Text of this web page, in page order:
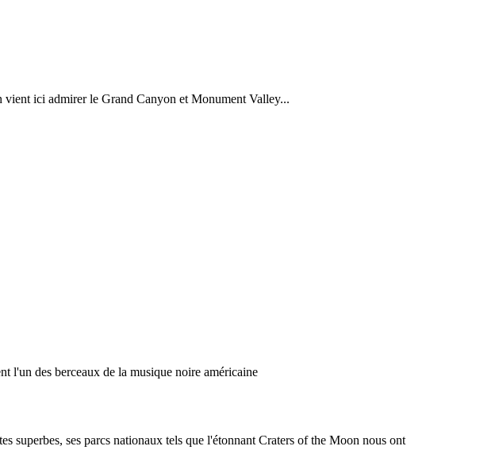
ici admirer le Grand Canyon et Monument Valley...
l'un des berceaux de la musique noire américaine
superbes, ses parcs nationaux tels que l'étonnant Craters of the Moon nous ont